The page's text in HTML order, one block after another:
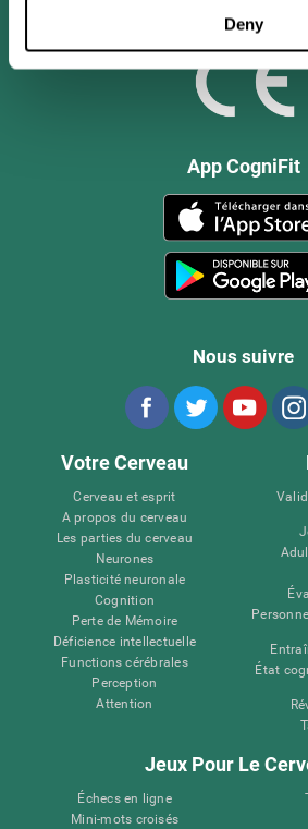
Deny
App CogniFit
Nous suivre
Votre Cerveau
Cerveau et esprit
A propos du cerveau
Les parties du cerveau
Neurones
Plasticité neuronale
Cognition
Perte de Mémoire
Déficience intellectuelle
Functions cérébrales
Perception
Attention
État
Jeux Pour Le
Échecs en ligne
Mini-mots croisés